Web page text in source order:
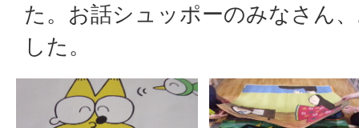
た。お話シュッポーのみなさん
した。